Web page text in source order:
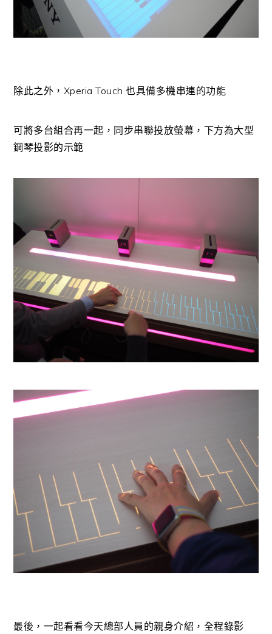
除此之外，Xperia Touch 也具備多機串連的功能
可將多台組合再一起，同步串聯投放螢幕，下方為大型
鋼琴投影的示範
最後，一起看看今天總部人員的親身介紹，全程錄影